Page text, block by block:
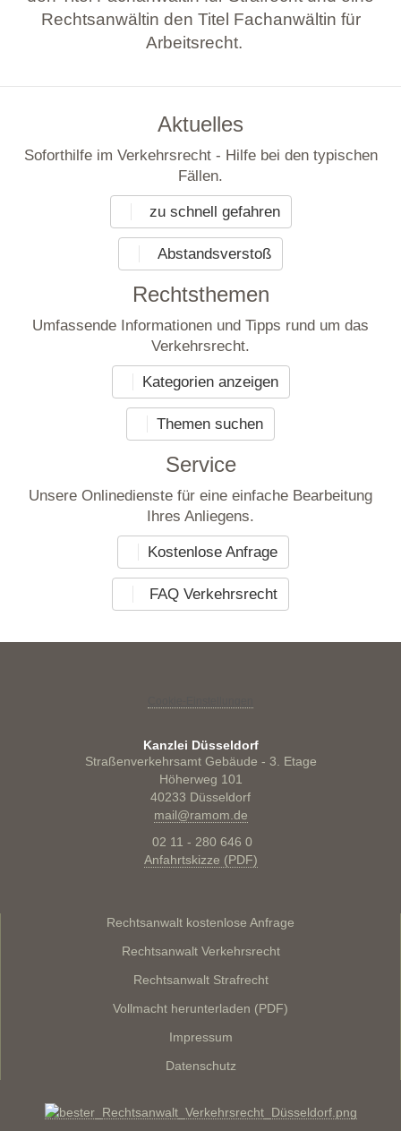
Rechtsanwältin den Titel Fachanwältin für
Arbeitsrecht.
Aktuelles
Soforthilfe im Verkehrsrecht - Hilfe bei den typischen
Fällen.
zu schnell gefahren
Abstandsverstoß
Rechtsthemen
Umfassende Informationen und Tipps rund um das
Verkehrsrecht.
Kategorien anzeigen
Themen suchen
Service
Unsere Onlinedienste für eine einfache Bearbeitung
Ihres Anliegens.
Kostenlose Anfrage
FAQ Verkehrsrecht
Kanzlei Düsseldorf
Straßenverkehrsamt Gebäude - 3. Etage
Höherweg 101
40233 Düsseldorf
mail@ramom.de
02 11 - 280 646 0
Anfahrtskizze (PDF)
Rechtsanwalt kostenlose Anfrage
Rechtsanwalt Verkehrsrecht
Rechtsanwalt Strafrecht
Vollmacht herunterladen (PDF)
Impressum
Datenschutz